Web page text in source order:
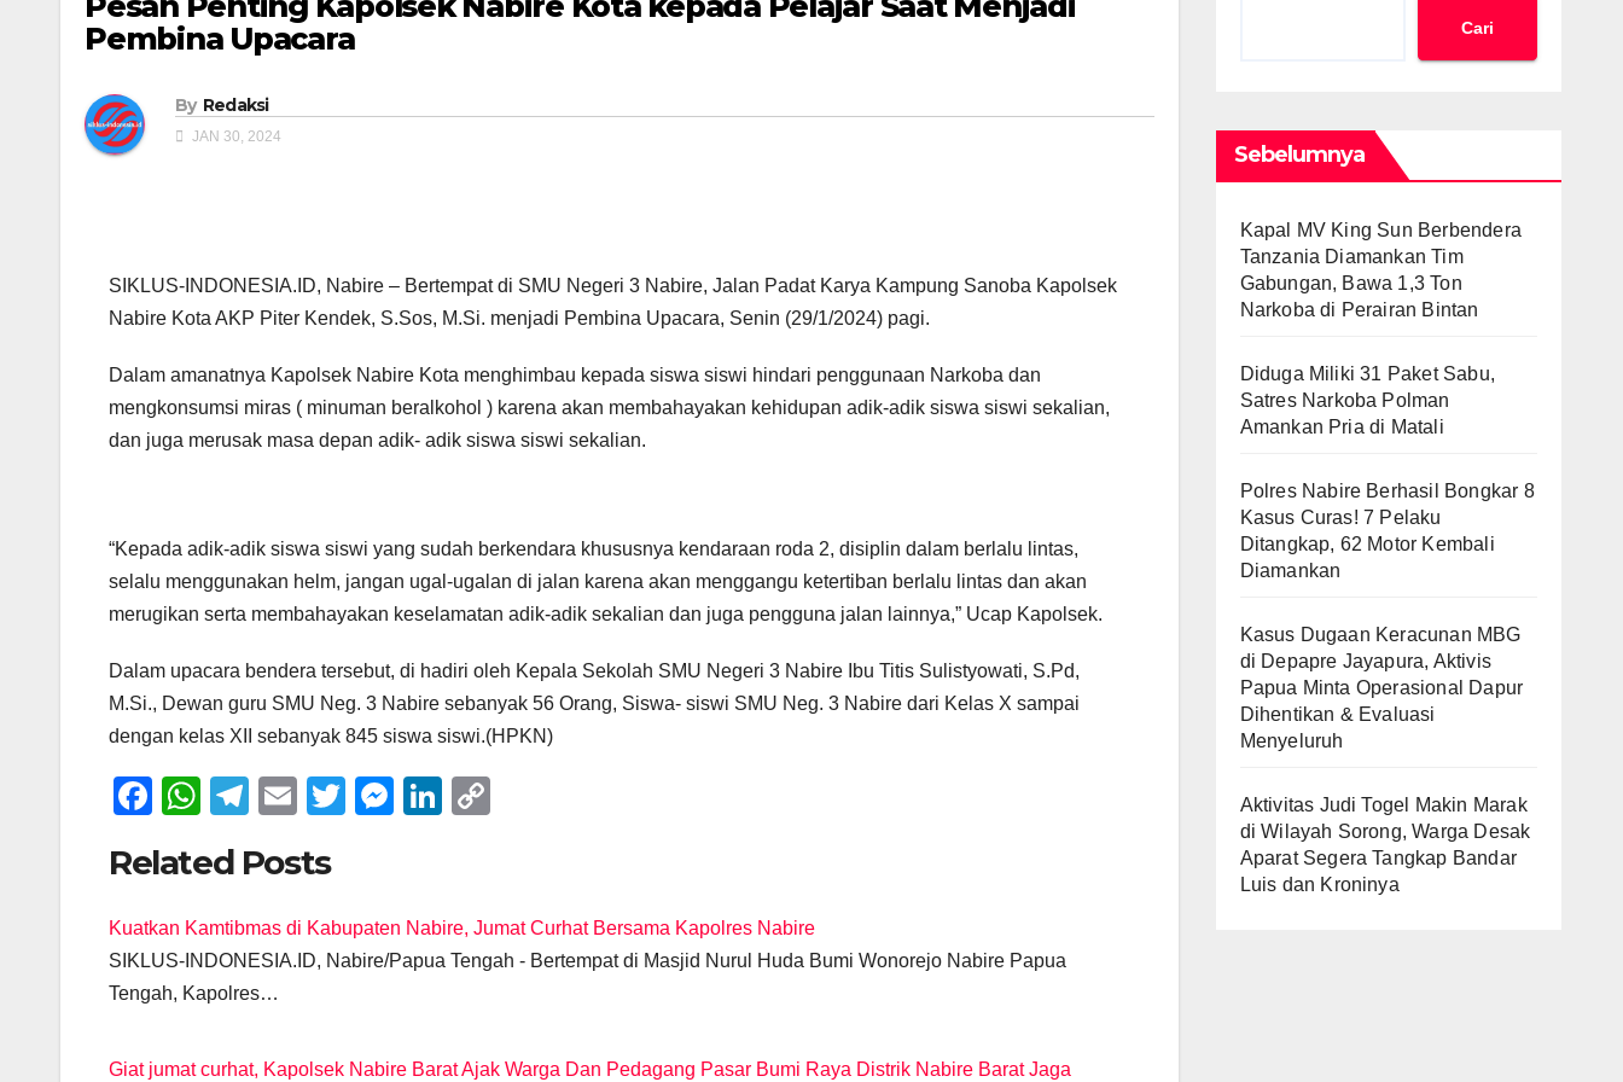
Pembina Upacara
By Redaksi
JAN 30, 2024
SIKLUS-INDONESIA.ID, Nabire – Bertempat di SMU Negeri 3 Nabire, Jalan Padat Karya Kampung Sanoba Kapolsek
Nabire Kota AKP Piter Kendek, S.Sos, M.Si. menjadi Pembina Upacara, Senin (29/1/2024) pagi.
Dalam amanatnya Kapolsek Nabire Kota menghimbau kepada siswa siswi hindari penggunaan Narkoba dan
mengkonsumsi miras ( minuman beralkohol ) karena akan membahayakan kehidupan adik-adik siswa siswi sekalian,
dan juga merusak masa depan adik- adik siswa siswi sekalian.
“Kepada adik-adik siswa siswi yang sudah berkendara khususnya kendaraan roda 2, disiplin dalam berlalu lintas,
selalu menggunakan helm, jangan ugal-ugalan di jalan karena akan menggangu ketertiban berlalu lintas dan akan
merugikan serta membahayakan keselamatan adik-adik sekalian dan juga pengguna jalan lainnya,” Ucap Kapolsek.
Dalam upacara bendera tersebut, di hadiri oleh Kepala Sekolah SMU Negeri 3 Nabire Ibu Titis Sulistyowati, S.Pd,
M.Si., Dewan guru SMU Neg. 3 Nabire sebanyak 56 Orang, Siswa- siswi SMU Neg. 3 Nabire dari Kelas X sampai
dengan kelas XII sebanyak 845 siswa siswi.(HPKN)
F
c
e
b
o
k
W
at
s
A
p
T
e
gr
a
m
E
ail
T
er
M
e
n
Li
e
dI
y
Li
Related Posts
Kuatkan Kamtibmas di Kabupaten Nabire, Jumat Curhat Bersama Kapolres Nabire
SIKLUS-INDONESIA.ID, Nabire/Papua Tengah - Bertempat di Masjid Nurul Huda Bumi Wonorejo Nabire Papua
Tengah, Kapolres…
Giat jumat curhat, Kapolsek Nabire Barat Ajak Warga Dan Pedagang Pasar Bumi Raya Distrik Nabire Barat Jaga
Cari
Sebelumnya
Kapal MV King Sun Berbendera
Tanzania Diamankan Tim
Gabungan, Bawa 1,3 Ton
Narkoba di Perairan Bintan
Diduga Miliki 31 Paket Sabu,
Satres Narkoba Polman
Amankan Pria di Matali
Polres Nabire Berhasil Bongkar 8
Kasus Curas! 7 Pelaku
Ditangkap, 62 Motor Kembali
Diamankan
Kasus Dugaan Keracunan MBG
di Depapre Jayapura, Aktivis
Papua Minta Operasional Dapur
Dihentikan & Evaluasi
Menyeluruh
Aktivitas Judi Togel Makin Marak
di Wilayah Sorong, Warga Desak
Aparat Segera Tangkap Bandar
Luis dan Kroninya